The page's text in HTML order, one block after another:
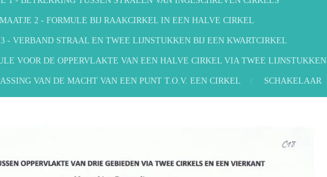
2 - FORMULE BIJ RAAKCIRKEL IN EEN HALVE CIRKEL
- VERBAND STRAAL EN TWEE LIJNSTUKKEN BIJ EEN KWARTCIRKEL
VOOR DE OPPERVLAKTE VAN EEN HALVE CIRKEL VIA TWEE LIJNSTUKKEN
VAN DE MACHT VAN EEN PUNT T.O.V. EEN CIRKEL SCHAKELAAR